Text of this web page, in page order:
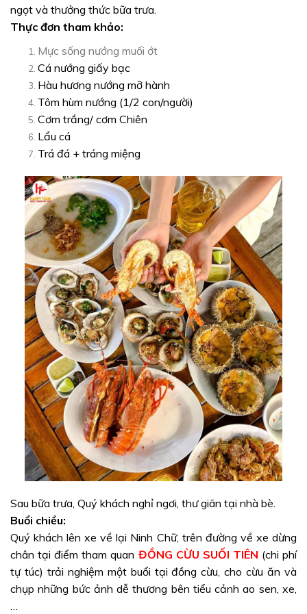
ngọt và thưởng thức bữa trưa.
Thực đơn tham khảo:
Mực sống nướng muối ớt
Cá nướng giấy bạc
Hàu hương nướng mỡ hành
Tôm hùm nướng (1/2 con/người)
Cơm trắng/ cơm Chiên
Lẩu cá
Trá đá + tráng miệng
Sau bữa trưa, Quý khách nghỉ ngơi, thư giãn tại nhà bè.
Buổi chiều:
Quý khách lên xe về lại Ninh Chữ, trên đường về xe dừng
chân tại điểm tham quan ĐỒNG CỪU SUỐI TIÊN (chi phí
tự túc) trải nghiệm một buổi tại đồng cừu, cho cừu ăn và
chụp những bức ảnh dễ thương bên tiểu cảnh ao sen, xe,
…